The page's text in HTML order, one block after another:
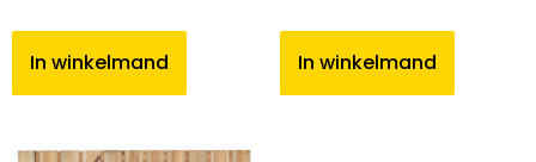
In winkelmand In winkelmand